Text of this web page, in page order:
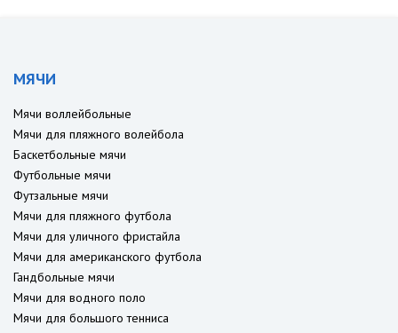
МЯЧИ
Мячи воллейбольные
Мячи для пляжного волейбола
Баскетбольные мячи
Футбольные мячи
Футзальные мячи
Мячи для пляжного футбола
Мячи для уличного фристайла
Мячи для американского футбола
Гандбольные мячи
Мячи для водного поло
Мячи для большого тенниса